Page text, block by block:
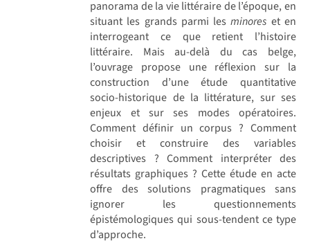
panorama de la vie littéraire de l’époque, en
situant les grands parmi lesminores et en
interrogeant ce que retient l’histoire
littéraire. Mais au-delà du cas belge,
l’ouvrage propose une réflexion sur la
construction d’une étude quantitative
socio-historique de la littérature, sur ses
enjeux et sur ses modes opératoires.
Comment définir un corpus ? Comment
choisir et construire des variables
descriptives ? Comment interpréter des
résultats graphiques ? Cette étude en acte
offre des solutions pragmatiques sans
ignorer les questionnements
épistémologiques qui sous-tendent ce type
d’approche.